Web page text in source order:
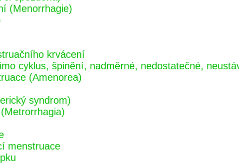
(Menorrhagie)
krvácení
cyklus, špinění, nadměrné, nedostatečné,
(Amenorea)
syndrom)
menstruace